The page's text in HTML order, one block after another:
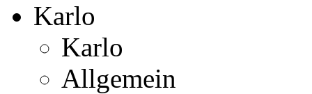
Karlo
Karlo
Allgemein